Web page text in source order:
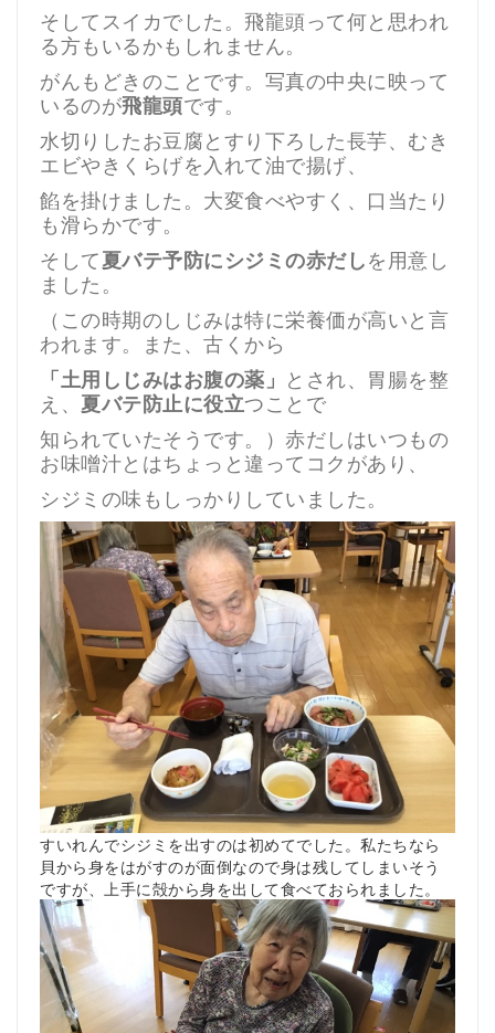
そしてスイカでした。飛龍頭って何と思われ
る方もいるかもしれません。
がんもどきのことです。写真の中央に映って
いるのが飛龍頭です。
水切りしたお豆腐とすり下ろした長芋、むき
エビやきくらげを入れて油で揚げ、
餡を掛けました。大変食べやすく、口当たり
も滑らかです。
そして夏バテ予防にシジミの赤だしを用意し
ました。
（この時期のしじみは特に栄養価が高いと言
われます。また、古くから
「土用しじみはお腹の薬」 とされ、胃腸を整
え、 夏バテ防止に役立つことで
知られていたそうです。）赤だしはいつもの
お味噌汁とはちょっと違ってコクがあり、
シジミの味もしっかりしていました。
すいれんでシジミを出すのは初めてでした。私たちなら
貝から身をはがすのが面倒なので身は残してしまいそう
ですが、上手に殻から身を出して食べておられました。